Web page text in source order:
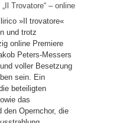
»Il trovatore«
und trotz
online Premiere
Peters-Messers
voller Besetzung
sein. Ein
beteiligten
das
den Opernchor, die